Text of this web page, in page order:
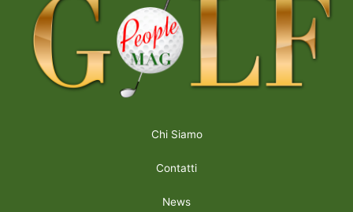
Chi Siamo
Contatti
News